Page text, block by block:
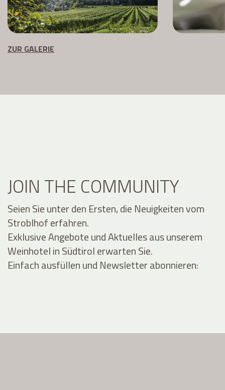
ZUR GALERIE
JOIN THE COMMUNITY
Seien Sie unter den Ersten, die Neuigkeiten vom
Stroblhof erfahren.
Exklusive Angebote und Aktuelles aus unserem
Weinhotel in Südtirol erwarten Sie.
Einfach ausfüllen und Newsletter abonnieren: